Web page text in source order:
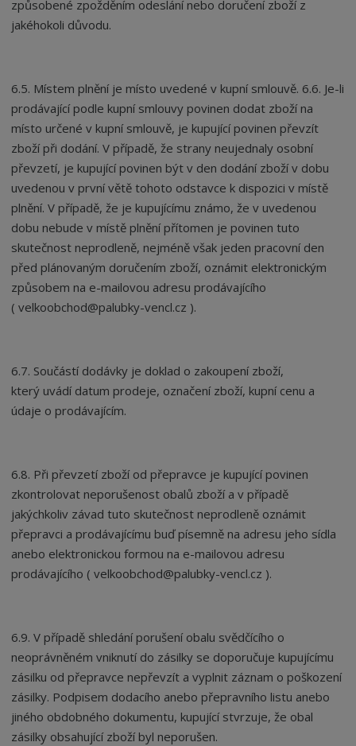
způsobené zpožděním odeslání nebo doručení zboží z
jakéhokoli důvodu.
6.5. Místem plnění je místo uvedené v kupní smlouvě. 6.6. Je-li
prodávající podle kupní smlouvy povinen dodat zboží na
místo určené v kupní smlouvě, je kupující povinen převzít
zboží při dodání. V případě, že strany neujednaly osobní
převzetí, je kupující povinen být v den dodání zboží v dobu
uvedenou v první větě tohoto odstavce k dispozici v místě
plnění. V případě, že je kupujícímu známo, že v uvedenou
dobu nebude v místě plnění přítomen je povinen tuto
skutečnost neprodleně, nejméně však jeden pracovní den
před plánovaným doručením zboží, oznámit elektronickým
způsobem na e-mailovou adresu prodávajícího
( velkoobchod@palubky-vencl.cz ).
6.7. Součástí dodávky je doklad o zakoupení zboží,
který uvádí datum prodeje, označení zboží, kupní cenu a
údaje o prodávajícím.
6.8. Při převzetí zboží od přepravce je kupující povinen
zkontrolovat neporušenost obalů zboží a v případě
jakýchkoliv závad tuto skutečnost neprodleně oznámit
přepravci a prodávajícímu buď písemně na adresu jeho sídla
anebo elektronickou formou na e-mailovou adresu
prodávajícího ( velkoobchod@palubky-vencl.cz ).
6.9. V případě shledání porušení obalu svědčícího o
neoprávněném vniknutí do zásilky se doporučuje kupujícímu
zásilku od přepravce nepřevzít a vyplnit záznam o poškození
zásilky. Podpisem dodacího anebo přepravního listu anebo
jiného obdobného dokumentu, kupující stvrzuje, že obal
zásilky obsahující zboží byl neporušen.